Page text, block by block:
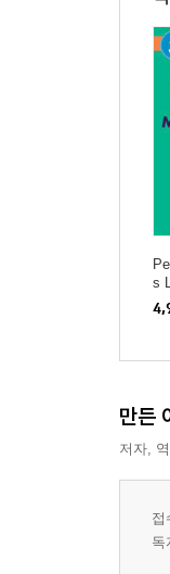
s
s
만든
저자,
접
독